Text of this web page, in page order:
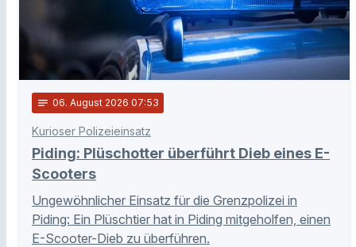
notes 06. August 2026 07:53
Kurioser Polizeieinsatz
Piding: Plüschotter überführt Dieb eines E-
Scooters
Ungewöhnlicher Einsatz für die Grenzpolizei in
Piding: Ein Plüschtier hat in Piding mitgeholfen, einen
E-Scooter-Dieb zu überführen.